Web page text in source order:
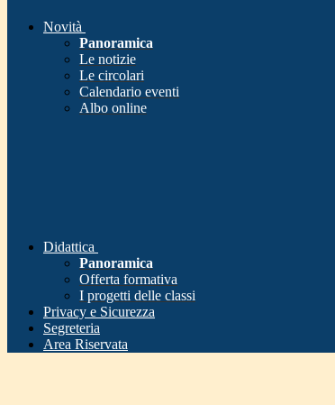
Novità
Panoramica
Le notizie
Le circolari
Calendario eventi
Albo online
Didattica
Panoramica
Offerta formativa
I progetti delle classi
Privacy e Sicurezza
Segreteria
Area Riservata